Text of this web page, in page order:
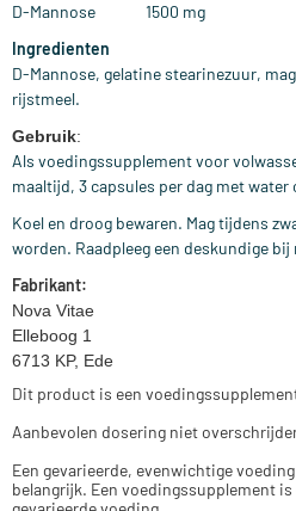
D-Mannose 1500 mg
Ingredienten
D-Mannose, gelatine stearinezuur,
rijstmeel.
Gebruik:
Als voedingssupplement voor
maaltijd, 3 capsules per dag met
Koel en droog bewaren. Mag tijdens
worden. Raadpleeg een deskundige
Fabrikant:
Nova Vitae
Elleboog 1
6713 KP, Ede
Dit product is een
Aanbevolen dosering niet
Een gevarieerde, evenwichtige
belangrijk. Een voedingssupplement is